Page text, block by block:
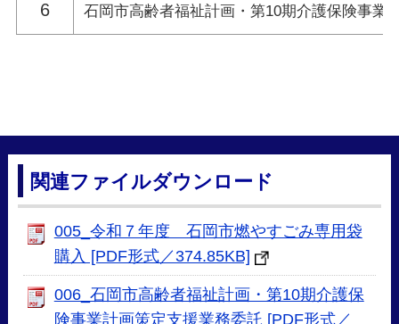
6 石岡市高齢者福祉計画・第10期介護保険事業
関連ファイルダウンロード
005_令和７年度 石岡市燃やすごみ専用袋
購入 [PDF形式／374.85KB]
006_石岡市高齢者福祉計画・第10期介護保
険事業計画策定支援業務委託 [PDF形式／